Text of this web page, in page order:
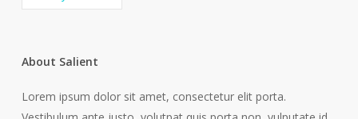
About Salient
Lorem ipsum dolor sit amet, consectetur elit porta.